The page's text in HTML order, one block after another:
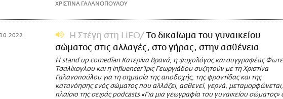
ΧΡΙΣΤΙΝΑ ΓΑΛΑΝΟΠΟΥΛΟΥ
Η Στέγη στη LiFO
Το δικαίωμα του γυναικείου
σώματος στις αλλαγές, στο γήρας, στην ασθένεια
Η stand up comedian Κατερίνα Βρανά, η ψυχολόγος και συγγραφέας
Τσαλίκογλου και η influencer Ίρις Γεωργιάδου συζητούν με τη Χριστίνα
Γαλανοπούλου για τη σημασία της αποδοχής, της φροντίδας και της
κατανόησης ενός σώματος που αλλάζει, ασθενεί, γερνά,
πλαίσιο της σειράς podcasts «Για μια γεωγραφία του γυναικείου σώματος»